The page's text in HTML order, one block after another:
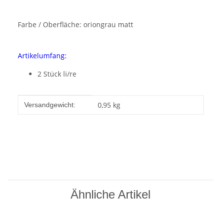
Farbe / Oberfläche: oriongrau matt
Artikelumfang:
2 Stück li/re
Produkteigenschaft
Wert
Versandgewicht: 0,95 kg
Ähnliche Artikel